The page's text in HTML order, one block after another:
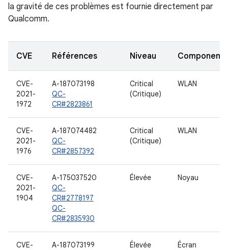
la gravité de ces problèmes est fournie directement par
Qualcomm.
CVE Références Niveau Component
CVE-
2021-
1972
A-187073198
QC-
CR#2823861
Critical
(Critique)
WLAN
CVE-
2021-
1976
A-187074482
QC-
CR#2857392
Critical
(Critique)
WLAN
CVE-
2021-
1904
A-175037520
QC-
CR#2778197
QC-
CR#2835930
Élevée Noyau
CVE-
A-187073199
Élevée Écran